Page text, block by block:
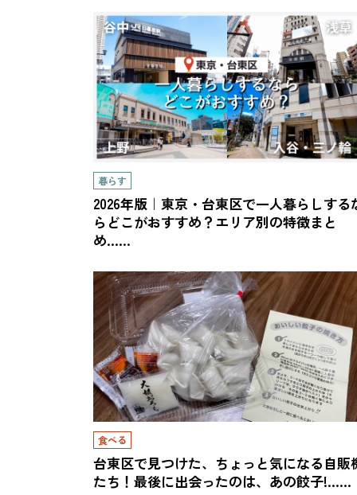
暮らす
2026年版｜東京・台東区で一人暮らしする
らどこがおすすめ？エリア別の特徴まと
め……
食べる
台東区で見つけた、ちょっと気になる自販
たち！最後に出会ったのは、あの餃子!……